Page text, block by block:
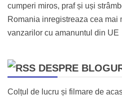
cumperi miros, praf și uși
Romania inregistreaza cea mai
vanzarilor cu amanuntul din UE
DESPRE
Colțul de lucru și filmare de